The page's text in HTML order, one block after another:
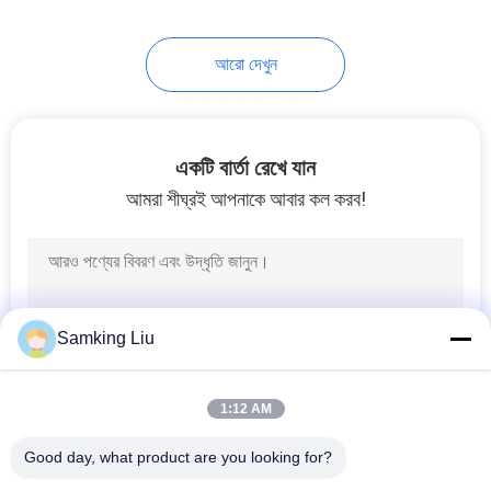
আধা ট্রেলার রেফ্রিজারেশন
ছাদ মাউন্ট রেফ্রিজারেশন
ইউনিট
আরো দেখুন
একটি বার্তা রেখে যান
আমরা শীঘ্রই আপনাকে আবার কল করব!
Samking Liu
1:12 AM
Good day, what product are you looking for?